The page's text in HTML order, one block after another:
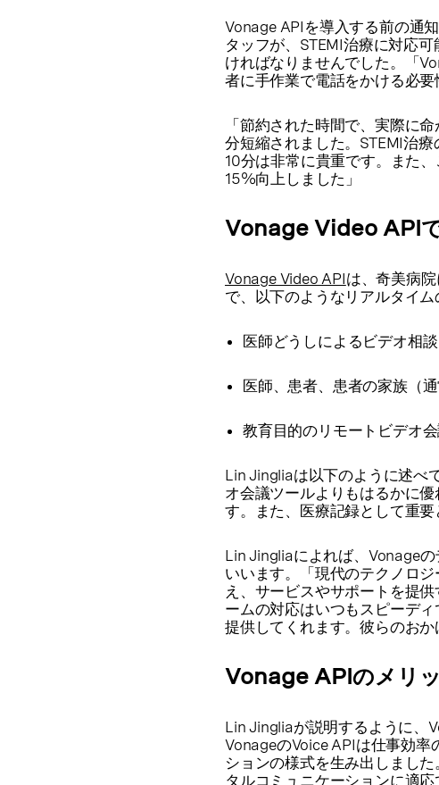
Vonage APIを導入する前の通
タッフが、STEMI治療に対応
ければなりませんでした。「
者に手作業で電話をかける必
「節約された時間で、実際に
分短縮されました。STEMI治
10分は非常に貴重です。また
15%向上しました」
Vonage Video API
Vonage Video APIは、奇美病
で、以下のようなリアルタイ
医師どうしによるビデオ相談
医師、患者、患者の家族（
教育目的のリモートビデオ
Lin Jingliaは以下のように述べ
オ会議ツールよりもはるかに
す。また、医療記録として重
Lin Jingliaによれば、Vonage
いいます。「現代のテクノロ
え、サービスやサポートを提
ームの対応はいつもスピーデ
提供してくれます。彼らのおか
Vonage APIのメリ
Lin Jingliaが説明するように、
VonageのVoice APIは仕事効
ションの様式を生み出しまし
タルコミュニケーションに適